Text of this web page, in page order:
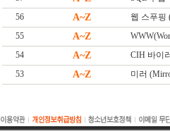
56
A~Z
웹 스푸핑
55
A~Z
54
A~Z
CIH 바이
53
A~Z 미러